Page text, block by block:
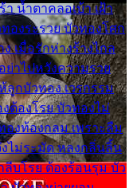
า น้ำตาคลอเบ้า เฝ้า
องระรวย บัวทองโศก
เมื่อรักห่างร้างไกล
าไปหวังความรวย
ลูกบัวทอง เวรกรรม
ต้องโรย บัวทองไม่
งท้องกลม เพราะลืม
ไม่ระมัด หลงกลิ่นลิ้น
ลีบโรย ต้องร้อนรุม บัว